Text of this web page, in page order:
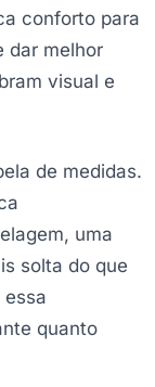
conforto para
dar melhor
visual e
de medidas.
uma
solta do que
essa
quanto